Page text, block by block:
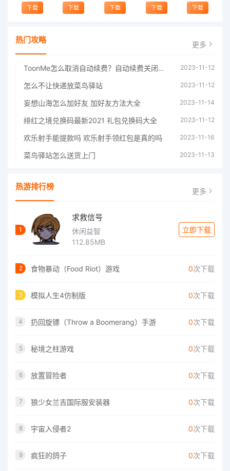
下载 下载 下载 下载 下载
热门攻略 更多
ToonMe怎么取消自动续费？自动续费关闭方法 2023-11-12
怎么不让快递放菜鸟驿站 2023-11-12
妄想山海怎么加好友 加好友方法大全 2023-11-14
绯红之境兑换码最新2021 礼包兑换码大全 2023-11-12
欢乐射手能提款吗 欢乐射手领红包是真的吗 2023-11-16
菜鸟驿站怎么送货上门 2023-11-13
热游排行榜 更多
1
求救信号
休闲益智
112.85MB
立即下载
2 食物暴动（Food Riot）游戏 0次下载
3 模拟人生4仿制版 0次下载
4 扔回旋镖（Throw a Boomerang）手游 0次下载
5 秘境之柱游戏 0次下载
6 放置冒险者 0次下载
7 狼少女兰吉国际服安装器 0次下载
8 宇宙入侵者2 0次下载
9 疯狂的鸽子 0次下载